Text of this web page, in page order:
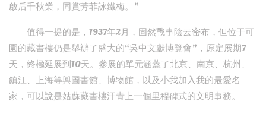
啟后千秋業，同賞芳菲詠鐵梅。”
值得一提的是，1937年2月，固然戰事陰云密布，但位于可
園的藏書樓仍是舉辦了盛大的“吳中文獻博覽會”，原定展期7
天，終極延展到10天。參展的單元涵蓋了北京、南京、杭州、
鎮江、上海等輿圖書館、博物館，以及小我加入我的最愛名
家，可以說是姑蘇藏書樓汗青上一個里程碑式的文明事務。